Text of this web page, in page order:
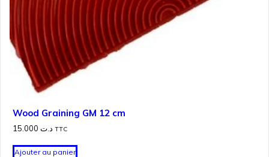
Wood Graining GM 12 cm
د.ت TTC
Ajouter au panier